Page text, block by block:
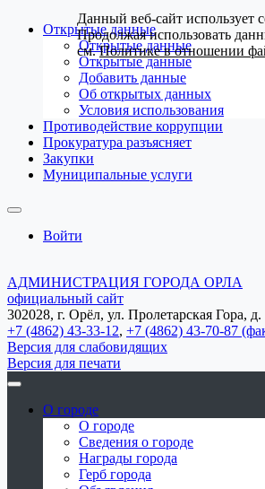
Открытые данные
Открытые данные
Открытые данные
Добавить данные
Об открытых данных
Условия использования
Противодействие коррупции
Прокуратура разъясняет
Закупки
Муниципальные услуги
Войти
АДМИНИСТРАЦИЯ ГОРОДА ОРЛА
официальный сайт
302028, г. Орёл, ул. Пролетарская Гора, д.
+7 (4862) 43-33-12, +7 (4862) 43-70-87
Версия для слабовидящих
Версия для печати
О городе
О городе
Сведения о городе
Награды города
Герб города
Данный веб-сайт использует
Продолжая использовать
см.Политике в отношении